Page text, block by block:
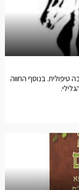
טיפולית. בנוסף החווה